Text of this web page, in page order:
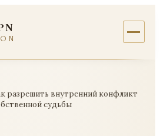
разрешить внутренний конфликт
судьбы